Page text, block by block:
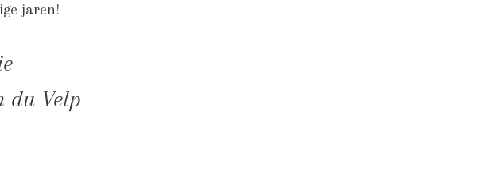
jaren!
du Velp